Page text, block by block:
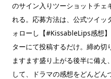
のサイン入りツーショットチェ
れる。応募方法は、公式ツイッ
ォローし【#KissableLips感想
ターにて投稿するだけ。締め
ますます盛り上がる後半に備
して、ドラマの感想をどんどん